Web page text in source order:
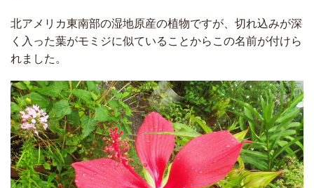
北アメリカ東南部の湿地原産の植物ですが、切れ込みが深
く入った葉がモミジに似ていることからこの名前が付けら
れました。